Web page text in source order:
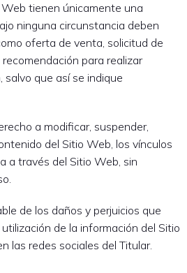
tienen únicamente una
ninguna circunstancia deben
oferta de venta, solicitud de
para realizar
salvo que así se indique
a modificar, suspender,
del Sitio Web, los vínculos
a través del Sitio Web, sin
de los daños y perjuicios que
de la información del Sitio
las redes sociales del Titular.